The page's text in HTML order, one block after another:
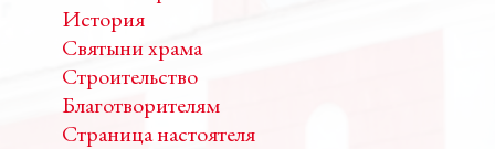
История
Святыни храма
Строительство
Благотворителям
Страница настоятеля